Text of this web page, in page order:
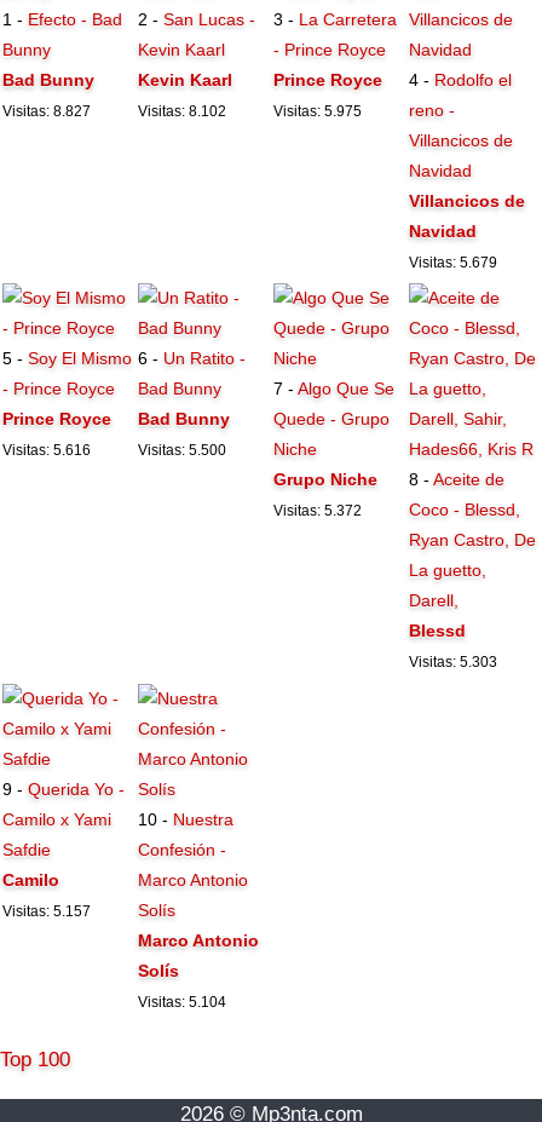
1 - Efecto - Bad
Bunny
Bad Bunny
Visitas: 8.827
2 -San Lucas -
Kevin Kaarl
Kevin Kaarl
Visitas: 8.102
3 - La Carretera
- Prince Royce
Prince Royce
Visitas: 5.975
4 - Rodolfo el
reno -
Villancicos de
Navidad
Villancicos de
Navidad
Visitas: 5.679
5 -Soy El Mismo
- Prince Royce
Prince Royce
Visitas: 5.616
6 - Un Ratito -
Bad Bunny
Bad Bunny
Visitas: 5.500
7 -Algo Que Se
Quede - Grupo
Niche
Grupo Niche
Visitas: 5.372
8 -Aceite de
Coco - Blessd,
Ryan Castro, De
La guetto,
Darell,
Blessd
Visitas: 5.303
9 -Querida Yo -
Camilo x Yami
Safdie
Camilo
Visitas: 5.157
10 - Nuestra
Confesión -
Marco Antonio
Solís
Marco Antonio
Solís
Visitas: 5.104
Top 100
2026 © Mp3nta.com